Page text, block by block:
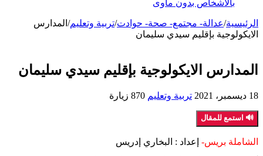
بالأشخاص بدون مأوى
الرئيسية/عدالة- مجتمع- صحة- حوادت/تربية وتعليم/ المدارس
الايكولوجية بإقليم سيدي سليمان
المدارس الايكولوجية بإقليم سيدي سليمان
18 ديسمبر، 2021 تربية وتعليم 870 زيارة
🔊 استمع للمقال
الشاملة بريس- إعداد : البخاري إدريس